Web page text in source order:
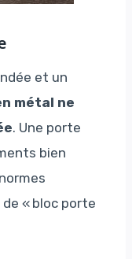
et un
métal ne
. Une porte
bien
de « bloc porte